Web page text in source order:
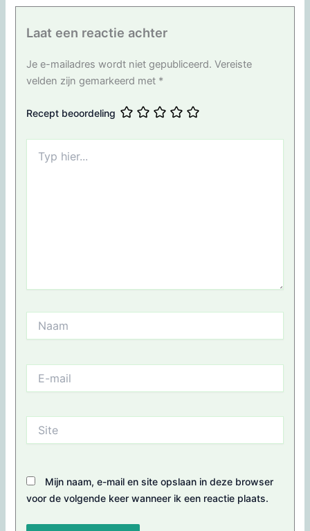
Laat een reactie achter
Je e-mailadres wordt niet gepubliceerd. Vereiste
velden zijn gemarkeerd met *
Recept beoordeling
hier...
mail
Mijn naam, e-mail en site opslaan in deze browser
voor de volgende keer wanneer ik een reactie plaats.